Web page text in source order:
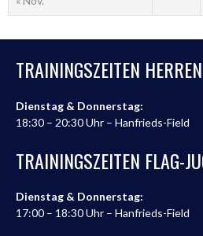
TRAININGSZEITEN HERREN
Dienstag & Donnerstag:
18:30 – 20:30 Uhr – Hanfrieds-Field
TRAININGSZEITEN FLAG-
Dienstag & Donnerstag:
17:00 – 18:30 Uhr – Hanfrieds-Field